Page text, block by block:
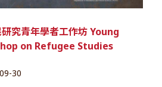
究青年學者工作坊 Young
on Refugee Studies
30